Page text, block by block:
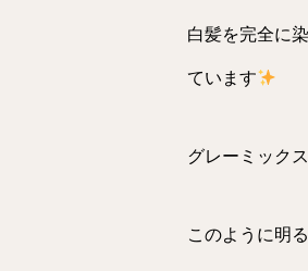
白髪を完全に
ています
グレーミック
このように明